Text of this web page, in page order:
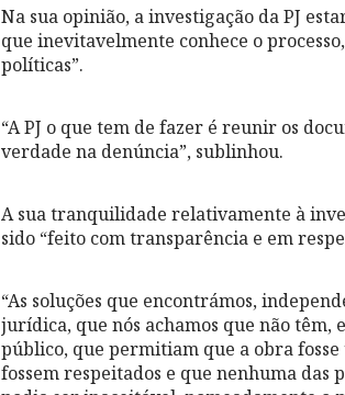
Na sua opinião, a investigação da PJ
que inevitavelmente conhece o
políticas”.
“A PJ o que tem de fazer é reunir os
verdade na denúncia”, sublinhou.
A sua tranquilidade relativamente à
sido “feito com transparência e em
“As soluções que encontrámos,
jurídica, que nós achamos que não
público, que permitiam que a obra
fossem respeitados e que nenhuma das